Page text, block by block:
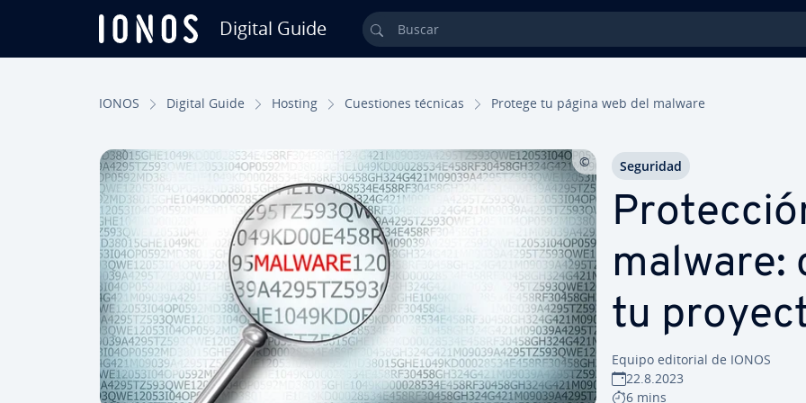
Digital Guide Buscar
IONOS Digital Guide Hosting Cue­s­tio­nes técnicas Protege tu página web del malware
malware:
tu
Equipo editorial de IONOS
22.8.2023
6 mins
Seguridad